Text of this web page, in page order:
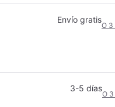
Envío gratis
O 3
3-5 días
O